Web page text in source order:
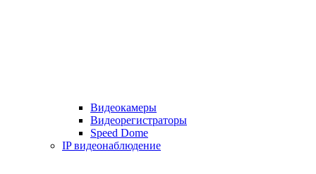
Видеокамеры
Видеорегистраторы
Speed Dome
IP видеонаблюдение